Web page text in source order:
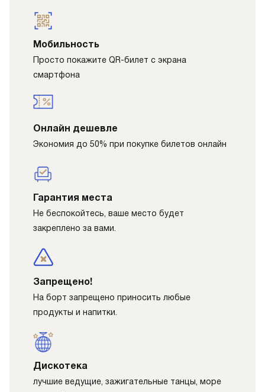
Мобильность
Просто покажите QR-билет с экрана
смартфона
Онлайн дешевле
Экономия до 50% при покупке билетов онлайн
Гарантия места
Не беспокойтесь, ваше место будет
закреплено за вами.
Запрещено!
На борт запрещено приносить любые
продукты и напитки.
Дискотека
лучшие ведущие, зажигательные танцы, море